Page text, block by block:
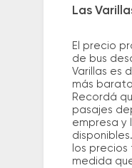
Las
El precio
de bus
Varillas es
más
Recordá
pasajes
empresa y
los precios
medida